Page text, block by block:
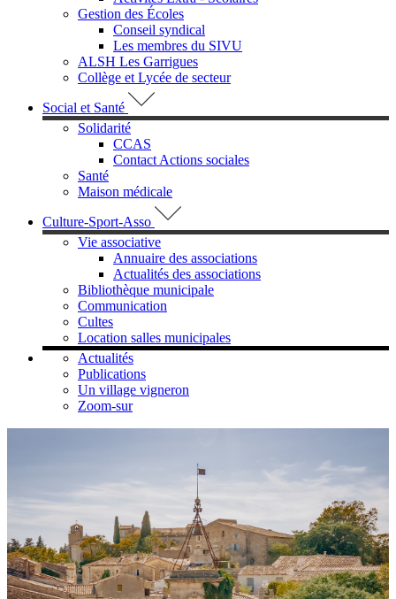
Gestion des Écoles
Conseil syndical
Les membres du SIVU
ALSH Les Garrigues
Collège et Lycée de secteur
Social et Santé
Solidarité
CCAS
Contact Actions sociales
Santé
Maison médicale
Culture-Sport-Asso
Vie associative
Annuaire des associations
Actualités des associations
Bibliothèque municipale
Communication
Cultes
Location salles municipales
Actualités
Publications
Un village vigneron
Zoom-sur